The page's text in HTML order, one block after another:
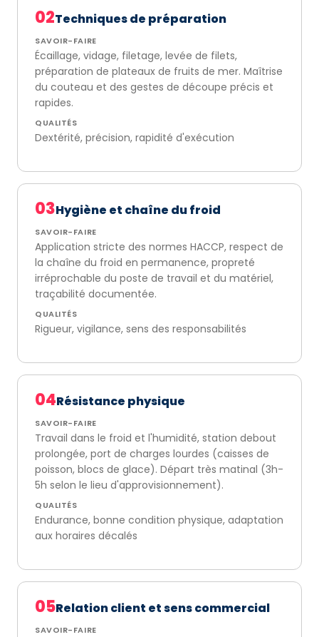
02Techniques de préparation
SAVOIR-FAIRE
Écaillage, vidage, filetage, levée de filets,
préparation de plateaux de fruits de mer. Maîtrise
du couteau et des gestes de découpe précis et
rapides.
QUALITÉS
Dextérité, précision, rapidité d'exécution
03Hygiène et chaîne du froid
SAVOIR-FAIRE
Application stricte des normes HACCP, respect de
la chaîne du froid en permanence, propreté
irréprochable du poste de travail et du matériel,
traçabilité documentée.
QUALITÉS
Rigueur, vigilance, sens des responsabilités
04Résistance physique
SAVOIR-FAIRE
Travail dans le froid et l'humidité, station debout
prolongée, port de charges lourdes (caisses de
poisson, blocs de glace). Départ très matinal (3h-
5h selon le lieu d'approvisionnement).
QUALITÉS
Endurance, bonne condition physique, adaptation
aux horaires décalés
05Relation client et sens commercial
SAVOIR-FAIRE